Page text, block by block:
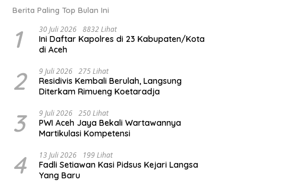
Berita Paling Top Bulan Ini
1 30 Juli 2026 8832 Lihat
Ini Daftar Kapolres di 23 Kabupaten/Kota
di Aceh
2 9 Juli 2026 275 Lihat
Residivis Kembali Berulah, Langsung
Diterkam Rimueng Koetaradja
3 9 Juli 2026 250 Lihat
PWI Aceh Jaya Bekali Wartawannya
Martikulasi Kompetensi
4 13 Juli 2026 199 Lihat
Fadli Setiawan Kasi Pidsus Kejari Langsa
Yang Baru